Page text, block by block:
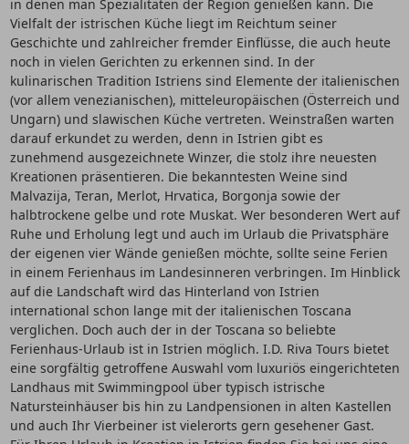
in denen man Spezialitäten der Region genießen kann. Die
Vielfalt der istrischen Küche liegt im Reichtum seiner
Geschichte und zahlreicher fremder Einflüsse, die auch heute
noch in vielen Gerichten zu erkennen sind. In der
kulinarischen Tradition Istriens sind Elemente der italienischen
(vor allem venezianischen), mitteleuropäischen (Österreich und
Ungarn) und slawischen Küche vertreten. Weinstraßen warten
darauf erkundet zu werden, denn in Istrien gibt es
zunehmend ausgezeichnete Winzer, die stolz ihre neuesten
Kreationen präsentieren. Die bekanntesten Weine sind
Malvazija, Teran, Merlot, Hrvatica, Borgonja sowie der
halbtrockene gelbe und rote Muskat. Wer besonderen Wert auf
Ruhe und Erholung legt und auch im Urlaub die Privatsphäre
der eigenen vier Wände genießen möchte, sollte seine Ferien
in einem Ferienhaus im Landesinneren verbringen. Im Hinblick
auf die Landschaft wird das Hinterland von Istrien
international schon lange mit der italienischen Toscana
verglichen. Doch auch der in der Toscana so beliebte
Ferienhaus-Urlaub ist in Istrien möglich. I.D. Riva Tours bietet
eine sorgfältig getroffene Auswahl vom luxuriös eingerichteten
Landhaus mit Swimmingpool über typisch istrische
Natursteinhäuser bis hin zu Landpensionen in alten Kastellen
und auch Ihr Vierbeiner ist vielerorts gern gesehener Gast.